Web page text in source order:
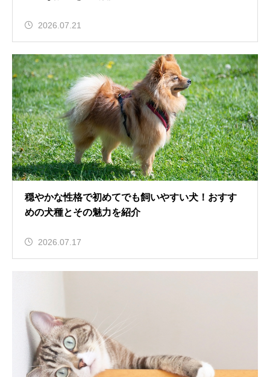
2026.07.21
穏やかな性格で初めてでも飼いやすい犬！おすす
めの犬種とその魅力を紹介
2026.07.17